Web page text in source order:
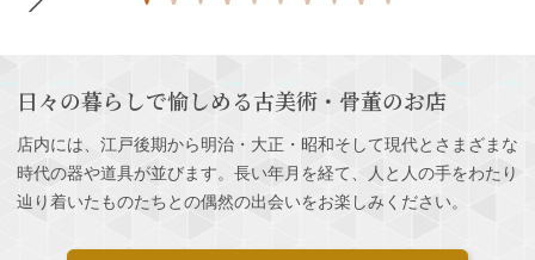
日々の暮らしで愉しめる古美術・骨董のお店
店内には、江戸後期から明治・大正・昭和そして現代とさまざまな
時代の器や道具が並びます。長い年月を経て、人と人の手をわたり
辿り着いたものたちとの偶然の出会いをお楽しみください。